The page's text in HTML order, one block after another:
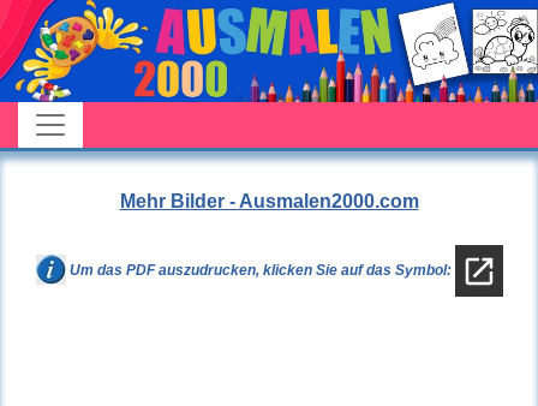
Mehr Bilder - Ausmalen2000.com
Um das PDF auszudrucken, klicken Sie auf das Symbol: